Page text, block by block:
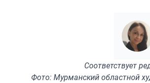
Соответствует
Фото: Мурманский областной